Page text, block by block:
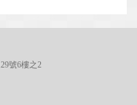
號6樓之2